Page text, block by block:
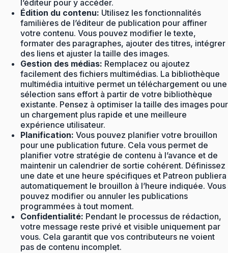
l’éditeur pour y accéder.
Édition du contenu: Utilisez les fonctionnalités
familières de l’éditeur de publication pour affiner
votre contenu. Vous pouvez modifier le texte,
formater des paragraphes, ajouter des titres, intégrer
des liens et ajuster la taille des images.
Gestion des médias: Remplacez ou ajoutez
facilement des fichiers multimédias. La bibliothèque
multimédia intuitive permet un téléchargement ou une
sélection sans effort à partir de votre bibliothèque
existante. Pensez à optimiser la taille des images pour
un chargement plus rapide et une meilleure
expérience utilisateur.
Planification: Vous pouvez planifier votre brouillon
pour une publication future. Cela vous permet de
planifier votre stratégie de contenu à l’avance et de
maintenir un calendrier de sortie cohérent. Définissez
une date et une heure spécifiques et Patreon publiera
automatiquement le brouillon à l’heure indiquée. Vous
pouvez modifier ou annuler les publications
programmées à tout moment.
Confidentialité: Pendant le processus de rédaction,
votre message reste privé et visible uniquement par
vous. Cela garantit que vos contributeurs ne voient
pas de contenu incomplet.